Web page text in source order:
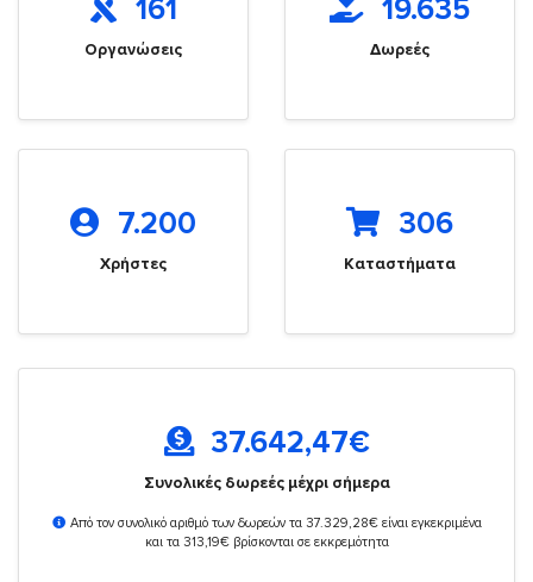
161
Οργανώσεις
19.635
Δωρεές
7.200
Χρήστες
306
Καταστήματα
37.642,47€
Συνολικές δωρεές μέχρι σήμερα
Από τον συνολικό αριθμό των δωρεών τα 37.329,28€ είναι εγκεκριμένα
και τα 313,19€ βρίσκονται σε εκκρεμότητα